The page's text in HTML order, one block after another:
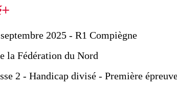
2025 - R1 Compiègne
la Fédération du Nord
2 - Handicap divisé - Première